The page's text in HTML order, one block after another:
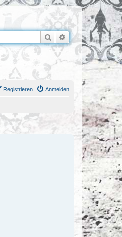
Suche Erweiterte Suche
Anmelden
Registrieren